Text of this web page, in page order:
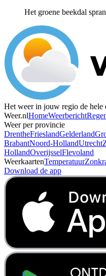
Het groene beekdal
Het weer in jouw regio de hele
Weer.nlHomeWeerbericht
Weer per provincie
DrentheFrieslandGelderland
BrabantNoord-HollandUtrecht
HollandOverijsselFlevoland
WeerkaartenTemperatuur
Download de app